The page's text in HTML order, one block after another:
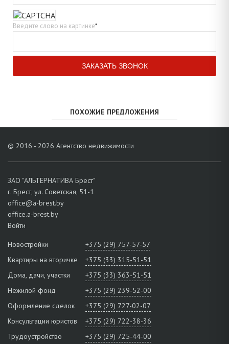
Введите слово на картинке*
ПОХОЖИЕ ПРЕДЛОЖЕНИЯ
© 2016 - 2026 Агентство недвижимости
ЗАО "АЛЬТЕРНАТИВА Брест"
г. Брест, ул. Советская, 51-1
office@a-brest.by
office.a-brest.by
Войти
Новостройки
+375 (29) 757-57-57
Квартиры на вторичке
+375 (33) 315-51-51
Дома, дачи, участки
+375 (33) 363-51-51
Нежилой фонд
+375 (29) 239-52-00
Оформление сделок
+375 (29) 727-02-07
Консультации юристов
+375 (29) 722-38-36
Трудоустройство
+375 (29) 725-44-00